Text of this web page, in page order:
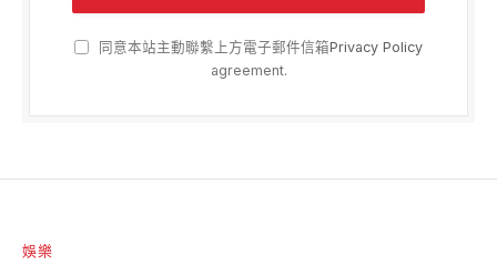
同意本站主動聯繫上方電子郵件信箱Privacy Policy
agreement.
娛樂